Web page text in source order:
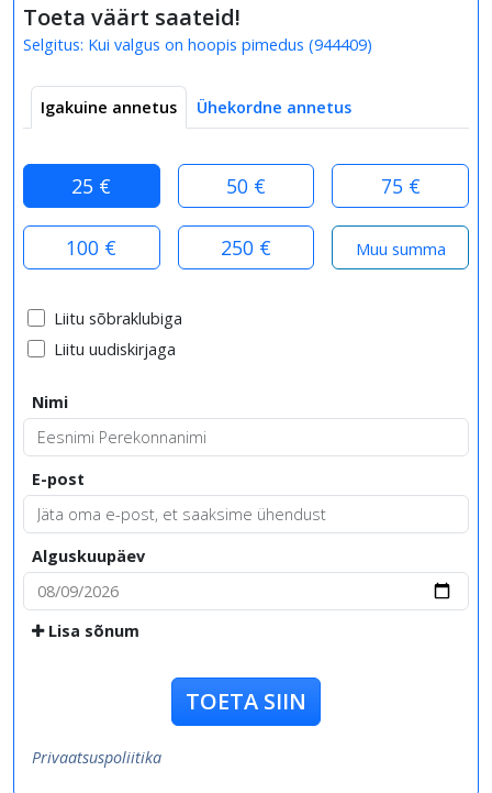
Toeta väärt saateid!
Selgitus: Kui valgus on hoopis pimedus (944409)
Igakuine annetus Ühekordne annetus
25 € 50 € 75 €
100 € 250 €
Liitu sõbraklubiga
Liitu uudiskirjaga
Nimi
E-post
Alguskuupäev
Lisa sõnum
TOETA SIIN
Privaatsuspoliitika